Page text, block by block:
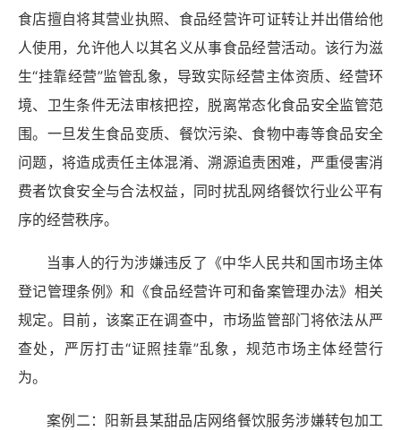
食店擅自将其营业执照、食品经营许可证转让并出借给他
人使用，允许他人以其名义从事食品经营活动。该行为滋
生“挂靠经营”监管乱象，导致实际经营主体资质、经营环
境、卫生条件无法审核把控，脱离常态化食品安全监管范
围。一旦发生食品变质、餐饮污染、食物中毒等食品安全
问题，将造成责任主体混淆、溯源追责困难，严重侵害消
费者饮食安全与合法权益，同时扰乱网络餐饮行业公平有
序的经营秩序。
当事人的行为涉嫌违反了《中华人民共和国市场主体
登记管理条例》和《食品经营许可和备案管理办法》相关
规定。目前，该案正在调查中，市场监管部门将依法从严
查处，严厉打击“证照挂靠”乱象，规范市场主体经营行
为。
案例二：阳新县某甜品店网络餐饮服务涉嫌转包加工